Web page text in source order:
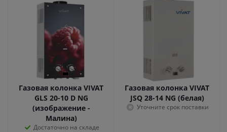
Газовая колонка VIVAT
GLS 20-10 D NG
(изображение -
Малина)
Достаточно на складе
Газовая колонка VIVAT
JSQ 28-14 NG (белая)
Уточните срок поставки